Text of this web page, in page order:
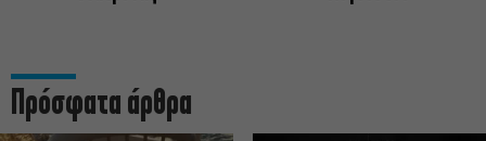
Πρόσφατα άρθρα